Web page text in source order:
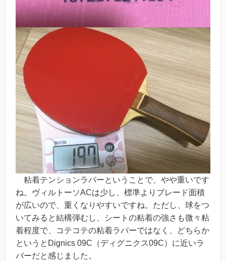
粘着テンションラバーということで、やや重いです
ね。ヴィルトーソACは少し、標準よりブレード面積
が広いので、重くなりやすいですね。ただし、球をつ
いてみると結構弾むし、シートの粘着の強さも微々粘
着程度で、コテコテの粘着ラバーではなく、どちらか
というとDignics 09C（ディグニクス09C）に近いラ
バーだと感じました。